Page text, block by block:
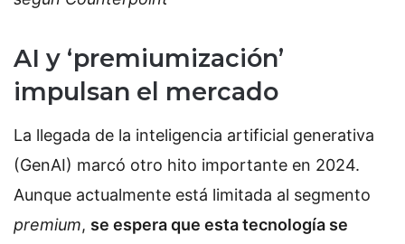
AI y ‘premiumización’
impulsan el mercado
La llegada de la inteligencia artificial generativa
(GenAI) marcó otro hito importante en 2024.
Aunque actualmente está limitada al segmento
premium, se espera que esta tecnología se